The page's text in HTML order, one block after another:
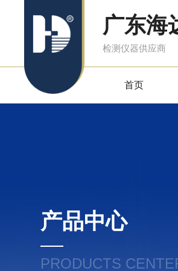
广东海
检测仪器供应商
首页
产品中心
PRODUCTS